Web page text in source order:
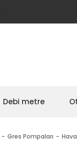
Debi metre
Gres Pompaları